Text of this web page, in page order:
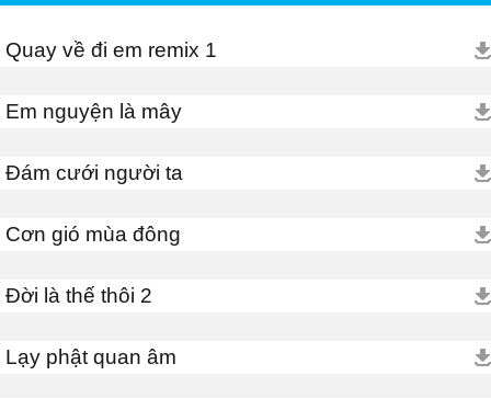
Quay về đi em remix 1
Em nguyện là mây
Đám cưới người ta
Cơn gió mùa đông
Đời là thế thôi 2
Lạy phật quan âm